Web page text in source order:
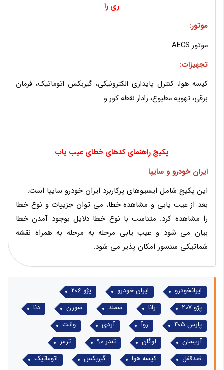
ری را
موتور:
موتور AECS
تجهیزات:
کیسه هوا، کنترل پایداری الکترونیکی، گیربکس اتوماتیک، فرمان
برقی، تهویه مطبوع، رادار نقطه کور و ...
پکیج راهنمای کدهای خطای عیب یاب
ایران خودرو و سایپا
این پکیج شامل ایسیوهای پرکاربرد ایران خودرو سایپا است.
بعد از عیب یابی و مشاهده خطا، می توان جزییات و نوع خطا
را مشاهده کرد. متناسب با نوع خطا دلایل بوجود آمدن خطا
بیان می شود و عیب یابی مرحله به مرحله به همراه نقشه
شماتیکی سنسور امکان پذیر می شود.
ایرانخودرو ایران خودرو
پژو 206
پژو 207
رانا سمند سورن
دنا
پارس 405
روآ آردی
وانت
آریسان
لوگان تندر 90
ترمز
ضدقفل
کیسه هوا گیربکس
اتوماتیک